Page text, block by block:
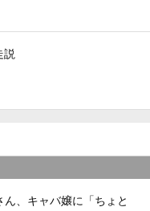
説
ん、キャバ嬢に「ちょと